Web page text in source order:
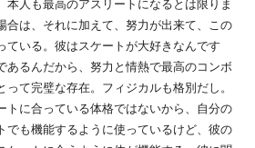
本人も最高のアスリートになるとは限りま
合は、それに加えて、努力が出来て、この
ている。彼はスケートが大好きなんです
あるんだから、努力と情熱で最高のコンボ
て完璧な存在。フィジカルも格別だし。
トに合っている体格ではないから、自分の
でも機能するように使っているけど、彼の